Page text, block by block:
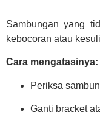
Sambungan yang
kebocoran atau
Cara mengatasinya:
Periksa
Ganti bracket